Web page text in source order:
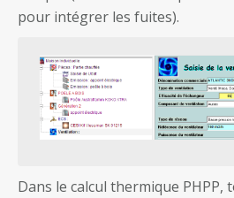
pour intégrer les fuites).
Dans le calcul thermique PHPP,